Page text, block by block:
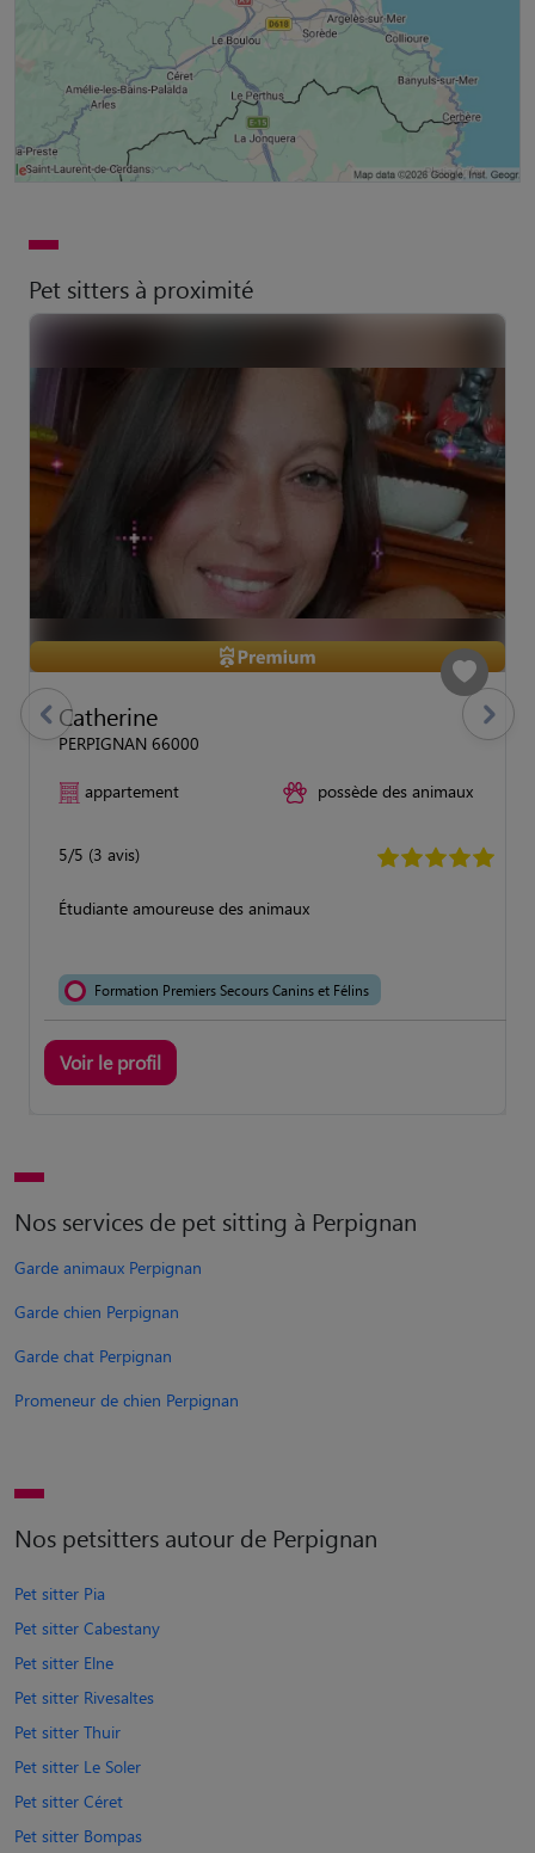
Pet sitters à proximité
Catherine
PERPIGNAN 66000
appartement possède des animaux
5/5 (3 avis)
Étudiante amoureuse des animaux
Formation Premiers Secours Canins et Félins
Voir le profil
previous Suivant
Nos services de pet sitting à Perpignan
Garde animaux Perpignan
Garde chien Perpignan
Garde chat Perpignan
Promeneur de chien Perpignan
Nos petsitters autour de Perpignan
Pet sitter Pia
Pet sitter Cabestany
Pet sitter Elne
Pet sitter Rivesaltes
Pet sitter Thuir
Pet sitter Le Soler
Pet sitter Céret
Pet sitter Bompas